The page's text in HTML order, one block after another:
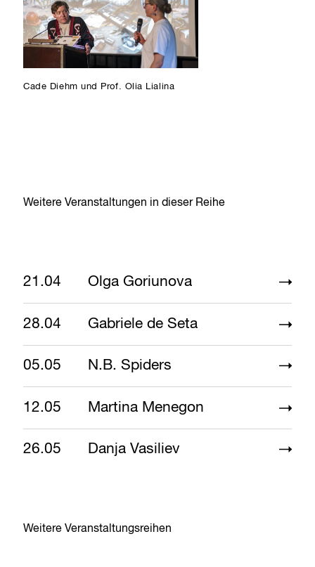
Cade Diehm und Prof. Olia Lialina
Weitere Veranstaltungen in dieser Reihe
21.04 Olga Goriunova
28.04 Gabriele de Seta
05.05 N.B. Spiders
12.05 Martina Menegon
26.05 Danja Vasiliev
Weitere Veranstaltungsreihen